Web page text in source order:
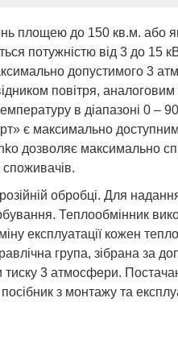
площею до 150 кв.м. або
потужністю від 3 до 15
допустимого 3
повітря,
в діапазоні 0 –
є максимально
дозволяє максимально
обробці. Для
Теплообмінник
експлуатації кожен
група, зібрана за
3 атмосфери.
з монтажу та